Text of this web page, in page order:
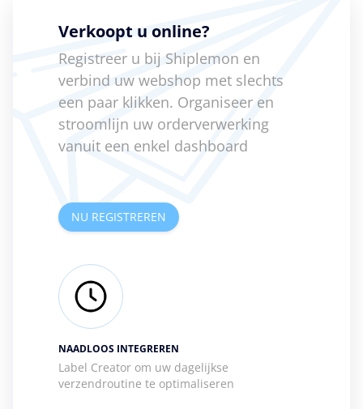
Verkoopt u online?
Registreer u bij Shiplemon en
verbind uw webshop met slechts
een paar klikken. Organiseer en
stroomlijn uw orderverwerking
vanuit een enkel dashboard
NU REGISTREREN
NAADLOOS INTEGREREN
Label Creator om uw dagelijkse
verzendroutine te optimaliseren